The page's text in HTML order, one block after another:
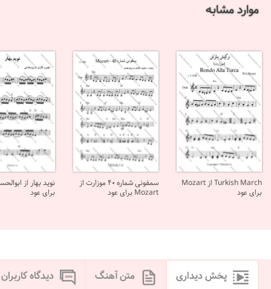
موارد مشابه
Turkish March از Mozart
برای عود
سمفونی شماره 40 موزارت از
Mozart برای عود
نوید بهار از
برای عود
پخش دیداری متن آهنگ دیدگاه کاربران